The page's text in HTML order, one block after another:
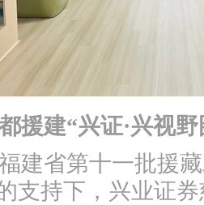
援建“兴证·兴视
建省第十一批援
支持下，兴业证